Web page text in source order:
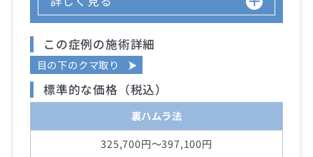
この症例の施術詳細
目の下のクマ取り
標準的な価格（税込）
裏ハムラ法
325,700円～397,100円